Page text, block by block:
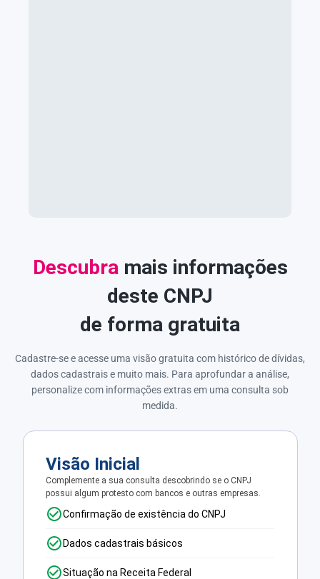
Descubramais informações
deste CNPJ
de forma gratuita
Cadastre-se e acesse uma visão gratuita com histórico de dívidas,
dados cadastrais e muito mais. Para aprofundar a análise,
personalize com informações extras em uma consulta sob
medida.
Visão Inicial
Complemente a sua consulta descobrindo se o CNPJ
possui algum protesto com bancos e outras empresas.
Confirmação de existência do CNPJ
Dados cadastrais básicos
Situação na Receita Federal